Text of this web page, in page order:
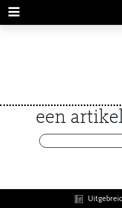
een